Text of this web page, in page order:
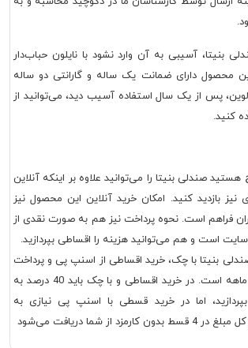
بنیتا، آسیبی به آن وارد نشود با نایلون حباب‌دار
محصول دارای ضمانت یک ساله و گارانتی دو ساله
پس از یک سال استفاده آسیب دید، می‌توانید از
کنید.
هستید صندلی بنیتا را می‌توانید علاوه بر اینکه آنلاین
بازدید کنید. امکان خرید آنلاین این محصول نیز
فراهم است. نحوه پرداخت نیز هم به صورت نقدی از
است و هم می‌توانید هزینه را اقساطی بپردازید.
بنیتابا چک، خرید اقساطی از اسنپ پی و پرداخت
در اقساط 6، 12 و 24 ماهه است. در خرید اقساطی و با چک باید 40 درصد به
اما در خرید قسطی با اسنپ پی نیازی به
از شما دریافت می‌شود